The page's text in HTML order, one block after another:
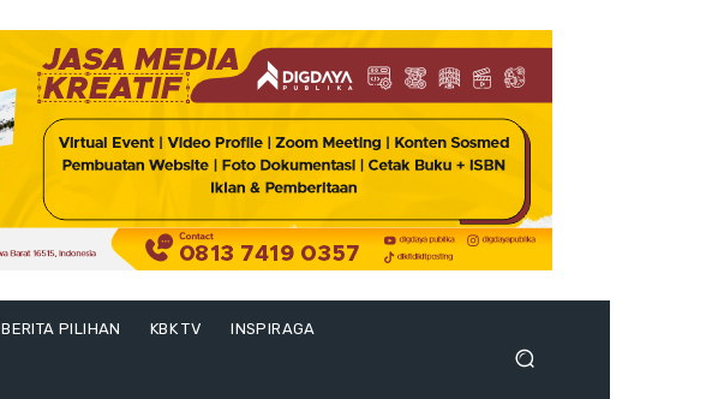
BERITA PILIHAN KBK TV INSPIRAGA